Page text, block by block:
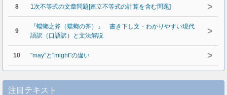
8 1次不等式の文章問題[連立不等式の計算を含む問題] >
9
『蟷螂之斧（蟷螂の斧）』 書き下し文・わかりやすい現代
語訳（口語訳）と文法解説
>
10 "may"と"might"の違い >
注目テキスト